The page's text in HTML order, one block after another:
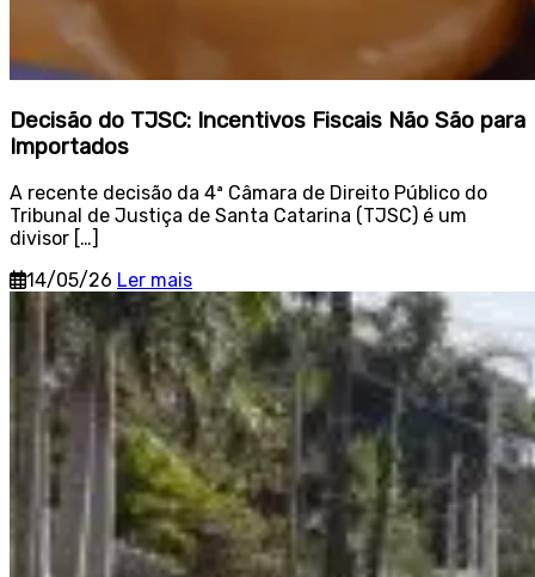
Decisão do TJSC: Incentivos Fiscais Não São para
Importados
A recente decisão da 4ª Câmara de Direito Público do
Tribunal de Justiça de Santa Catarina (TJSC) é um
divisor […]
14/05/26 Ler mais